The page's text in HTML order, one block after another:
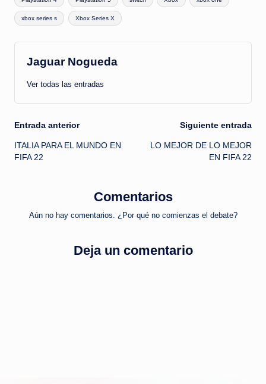
xbox series s Xbox Series X
Jaguar Nogueda
Ver todas las entradas
Navegación
de
Entrada anterior
ITALIA PARA EL MUNDO EN
FIFA 22
Siguiente entrada
LO MEJOR DE LO MEJOR
EN FIFA 22
Comentarios
Aún no hay comentarios. ¿Por qué no comienzas el debate?
Deja un comentario